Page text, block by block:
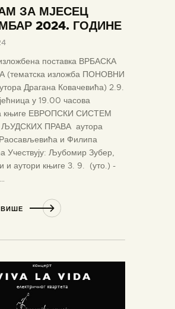
ЗА МЈЕСЕЦ
2024. ГОДИНЕ
поставка ВРБАСКА
(тематска изложба ПОНОВНИ
Драгана Ковачевића) 2.9.
у 19.00 часова
књиге ЕВРОПСКИ СИСТЕМ
ПРАВА аутора
и Филипа
Учествују: Љубомир Зубер,
и аутори књиге 3. 9. (уто.) -
ВИШЕ